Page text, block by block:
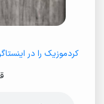
کردموزیک را در